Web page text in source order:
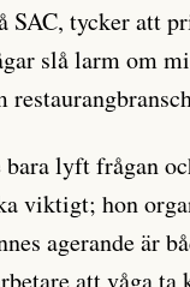
SAC, tycker att
slå larm om
lyft frågan
viktigt; hon
agerande är
att våga ta